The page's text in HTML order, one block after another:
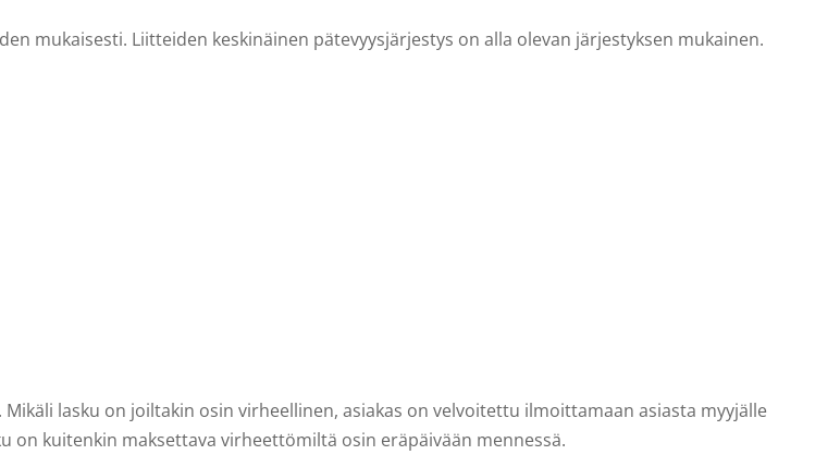
mukaisesti. Liitteiden keskinäinen pätevyysjärjestys on alla olevan järjestyksen mukainen.
lasku on joiltakin osin virheellinen, asiakas on velvoitettu ilmoittamaan asiasta myyjälle
on kuitenkin maksettava virheettömiltä osin eräpäivään mennessä.